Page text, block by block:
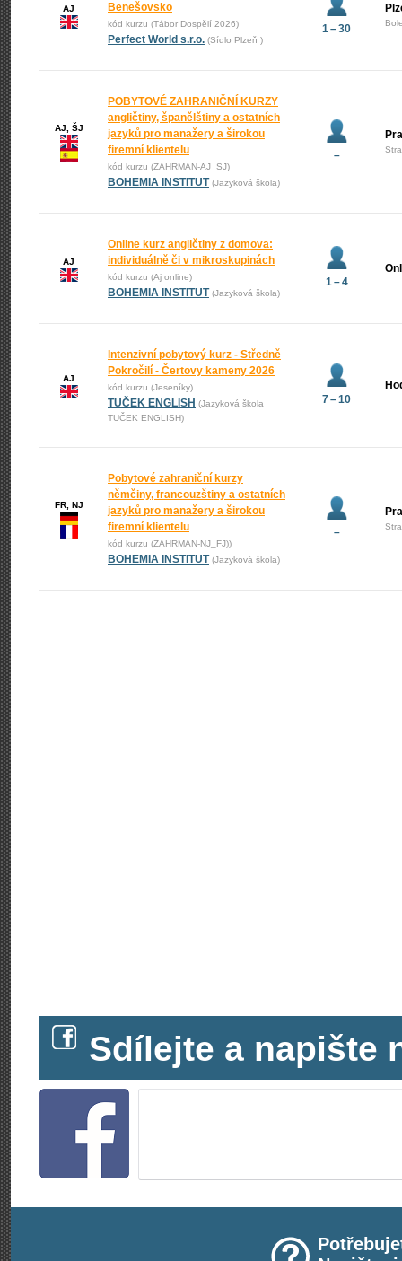
AJ
Benešovsko
kód kurzu (Tábor Dospělí 2026)
Perfect World s.r.o. (Sídlo Plzeň )
1 – 30
AJ, ŠJ
POBYTOVÉ ZAHRANIČNÍ KURZY
angličtiny, španělštiny a ostatních
jazyků pro manažery a širokou
firemní klientelu
kód kurzu (ZAHRMAN-AJ_SJ)
BOHEMIA INSTITUT (Jazyková škola)
–
AJ
Online kurz angličtiny z domova:
individuálně či v mikroskupinách
kód kurzu (Aj online)
BOHEMIA INSTITUT (Jazyková škola)
1 – 4
AJ
Intenzivní pobytový kurz - Středně
Pokročilí - Čertovy kameny 2026
kód kurzu (Jeseníky)
TUČEK ENGLISH (Jazyková škola
TUČEK ENGLISH)
7 – 10
FR, NJ
Pobytové zahraniční kurzy
němčiny, francouzštiny a ostatních
jazyků pro manažery a širokou
firemní klientelu
kód kurzu (ZAHRMAN-NJ_FJ))
BOHEMIA INSTITUT (Jazyková škola)
–
Sdílejte a napište